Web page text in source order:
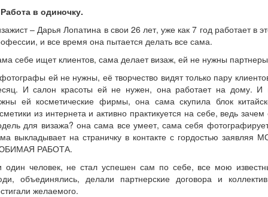
в одиночку.
– Дарья Лопатина в свои 26 лет, уже как 7 год работает в
и все время она пытается делать все сама.
себе ищет клиентов, сама делает визаж, ей не нужны
ей не нужны, её творчество видят только пару
И салон красоты ей не нужен, она работает на дому. И
ей косметические фирмы, она сама скупила блок
из интернета и активно практикуется на себе, ведь зачем
для визажа? она сама все умеет, сама себя
выкладывает на страничку в контакте с гордостью заявляя
РАБОТА.
один человек, не стал успешен сам по себе, все мою
объединялись, делали партнерские договора и
желаемого.